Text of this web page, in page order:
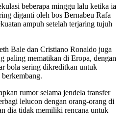
beberapa minggu lalu ketika ia
diganti oleh bos Bernabeu Rafa
ampuh setelah terjaring tujuh
Bale dan Cristiano Ronaldo juga
paling mematikan di Eropa, dengan
bola sering dikreditkan untuk
rumor selama jendela transfer
lelucon dengan orang-orang di
dia tidak memiliki rencana untuk